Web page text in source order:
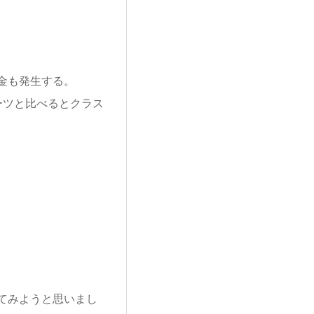
発生する。
と比べるとクラス
みようと思いまし